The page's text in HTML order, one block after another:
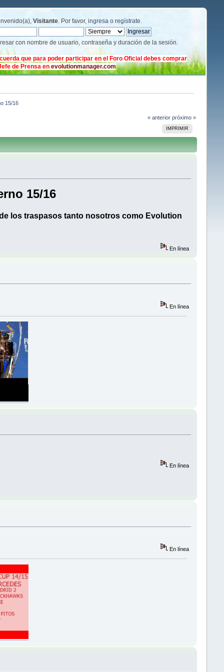
Visitante. Por favor,ingresa oregístrate.
con nombre de usuario, contraseña y duración de la sesión.
que para poder participar en el Foro Oficial debes comprar
de Prensa enevolutionmanager.com
15/16
« anterior próximo »
IMPRIMIR
15/16
los traspasos tanto nosotros como Evolution
En línea
En línea
En línea
En línea